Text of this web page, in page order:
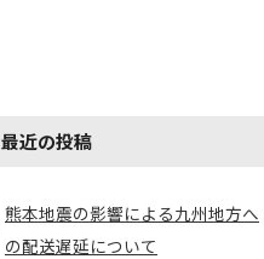
最近の投稿
熊本地震の影響による九州地方へ
の配送遅延について